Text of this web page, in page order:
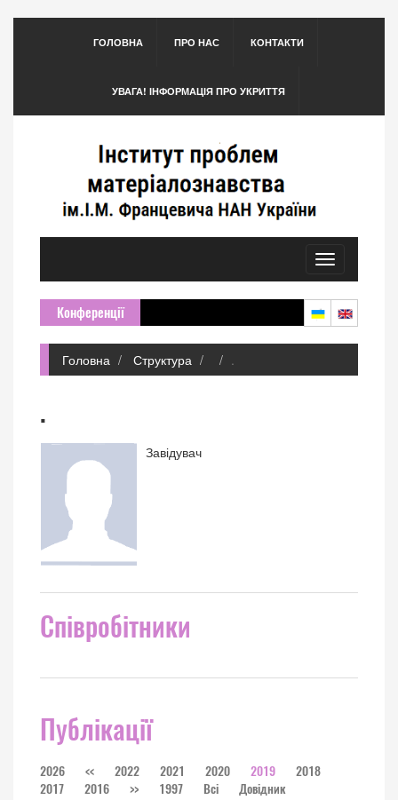
ГОЛОВНА ПРО НАС КОНТАКТИ
УВАГА! ІНФОРМАЦІЯ ПРО УКРИТТЯ
Toggle
navigation
Конференції
Головна Структура .
.
Завідувач
Співробітники
Публікації
2026 << 2022 2021 2020 2019
2018
2017
2016 >> 1997 Всі Довідник